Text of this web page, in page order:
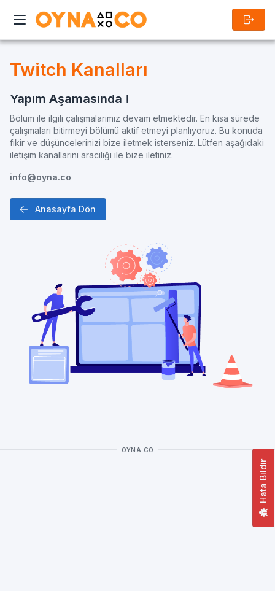
Hata Bildir
Twitch Kanalları
Yapım Aşamasında !
Bölüm ile ilgili çalışmalarımız devam etmektedir. En kısa sürede
çalışmaları bitirmeyi bölümü aktif etmeyi planlıyoruz. Bu konuda
fikir ve düşüncelerinizi bize iletmek isterseniz. Lütfen aşağıdaki
iletişim kanallarını aracılığı ile bize iletiniz.
info@oyna.co
Anasayfa Dön
OYNA.CO